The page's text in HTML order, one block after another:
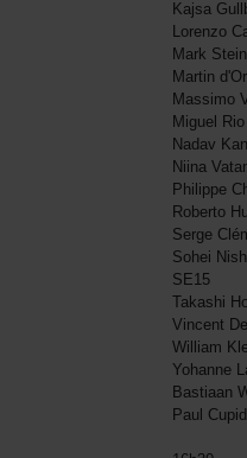
Kajsa
Lorenzo
Mark
Martin
Massimo
Miguel
Nadav
Niina
Philippe
Roberto
Serge
Sohei
SE15
Takashi
Vincent
William
Yohanne
Bastiaan
Paul